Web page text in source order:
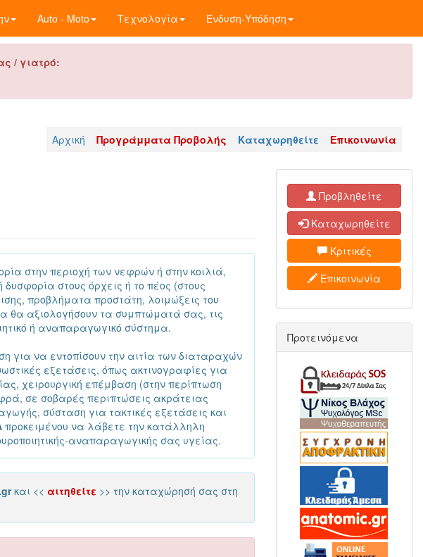
Auto - Moto Τεχνολογία Ένδυση-Υπόδηση
/ γιατρό:
Αρχική
Προγράμματα Προβολής Καταχωρηθείτε Επικοινωνία
στην περιοχή των νεφρών ή στην κοιλιά,
στους όρχεις ή το πέος (στους
προβλήματα προστάτη, λοιμώξεις του
θα αξιολογήσουν τα συμπτώματά σας, τις
ή αναπαραγωγικό σύστημα.
για να εντοπίσουν την αιτία των διαταραχών
εξετάσεις, όπως ακτινογραφίες για
χειρουργική επέμβαση (στην περίπτωση
σε σοβαρές περιπτώσεις ακράτειας
σύσταση για τακτικές εξετάσεις και
προκειμένου να λάβετε την κατάλληλη
αναπαραγωγικής σας υγείας.
και << αιτηθείτε >> την καταχώρησή σας στη
Προβληθείτε
Καταχωρηθείτε
Κριτικές
Επικοινωνία
Προτεινόμενα